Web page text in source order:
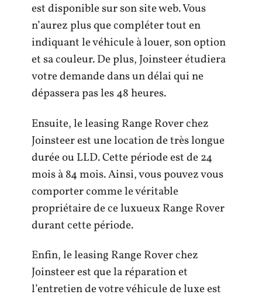
est disponible sur son site web. Vous
n’aurez plus que compléter tout en
indiquant le véhicule à louer, son option
et sa couleur. De plus, Joinsteer étudiera
votre demande dans un délai qui ne
dépassera pas les 48 heures.
Ensuite, le leasing Range Rover chez
Joinsteer est une location de très longue
durée ou LLD. Cette période est de 24
mois à 84 mois. Ainsi, vous pouvez vous
comporter comme le véritable
propriétaire de ce luxueux Range Rover
durant cette période.
Enfin, le leasing Range Rover chez
Joinsteer est que la réparation et
l’entretien de votre véhicule de luxe est